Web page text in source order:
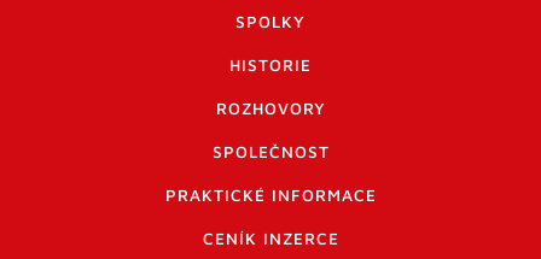
SPOLKY
HISTORIE
ROZHOVORY
SPOLEČNOST
PRAKTICKÉ INFORMACE
CENÍK INZERCE